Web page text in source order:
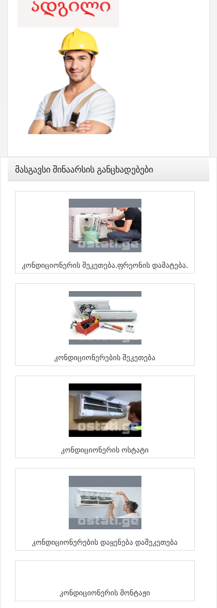
Მასგავსი Შინაარსის Განცხადებები
Კონდიციონერის Შეკეთება.ფრეონის Დამატება.
Კონდიციონერების Შეკეთება
Კონდიციონერის Ოსტატი
Კონდიციონერების Დაყენება Დაშეკეთება
Კონდიციონერის Მონტაჟი